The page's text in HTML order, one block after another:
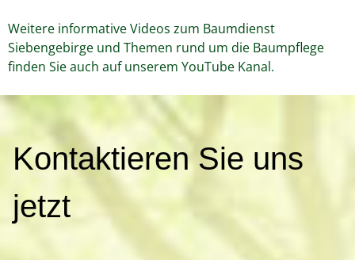
Weitere informative Videos zum Baumdienst
Siebengebirge und Themen rund um die Baumpflege
finden Sie auch auf unserem YouTube Kanal.
o
n
t
Kontaktieren Sie uns
jetzt